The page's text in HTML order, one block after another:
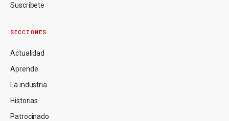
Suscríbete
SECCIONES
Actualidad
Aprende
La industria
Historias
Patrocinado